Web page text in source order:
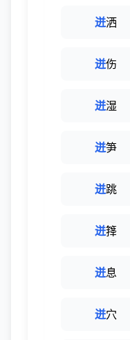
迸洒
迸伤
迸湿
迸笋
迸跳
迸箨
迸息
迸穴